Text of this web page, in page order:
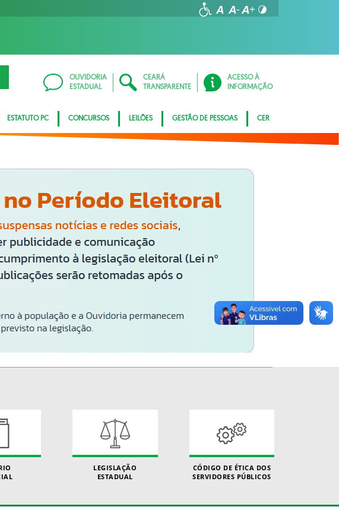
OUVIDORIA
ESTADUAL
CEARÁ
TRANSPARENTE
ACESSO À
INFORMAÇÃO
ESTATUTO PC CONCURSOS LEILÕES GESTÃO DE PESSOAS CER
LEGISLAÇÃO
ESTADUAL
CÓDIGO DE ÉTICA DOS
SERVIDORES PÚBLICOS